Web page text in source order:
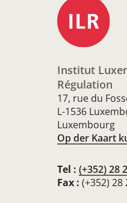
Institut
Régulation
17, rue du
L-1536
Luxembourg
Op der Kaart
Tel : (+352) 28
Fax : (+352) 28